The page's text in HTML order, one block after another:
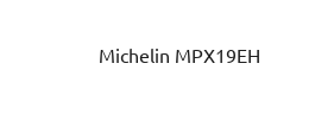
Michelin MPX19EH